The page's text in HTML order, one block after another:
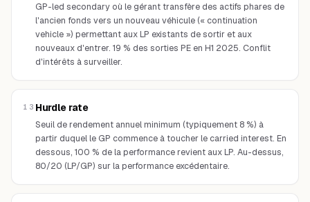
GP-led secondary où le gérant transfère des actifs phares de
l'ancien fonds vers un nouveau véhicule (« continuation
vehicle ») permettant aux LP existants de sortir et aux
nouveaux d'entrer. 19 % des sorties PE en H1 2025. Conflit
d'intérêts à surveiller.
13 Hurdle rate
Seuil de rendement annuel minimum (typiquement 8 %) à
partir duquel le GP commence à toucher le carried interest. En
dessous, 100 % de la performance revient aux LP. Au-dessus,
80/20 (LP/GP) sur la performance excédentaire.